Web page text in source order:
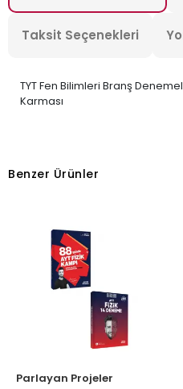
Taksit Seçenekleri
TYT Fen Bilimleri Branş
Karması
Benzer Ürünler
Parlayan Projeler